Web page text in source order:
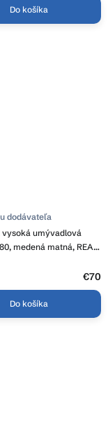
Do košíka
vysoká umývadlová
medená matná, REA-
dodávateľa
€70
Do košíka